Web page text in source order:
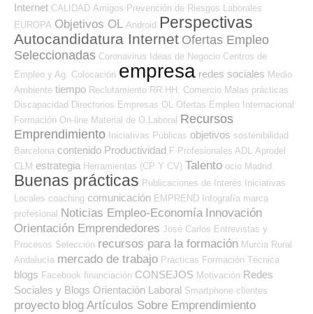
Internet CALIDAD Amigos Prevención de Riesgos Laborales
EUROPA Objetivos OL Android Perspectivas
Autocandidatura Internet Ofertas Empleo
Seleccionadas Coronavirus Ideas de Negocio Centros de
Empleo y Ag. Colocación empresa redes sociales Medio
Ambiente tiempo Reclutamiento RR.HH. Comercio Malas prácticas
Discapacidad Directorios Empresas OL
Ofertas Empleo Internacional
Formación On-line Material de O.Laboral Recursos
Emprendimiento Iniciativas Públicas objetivos sostenibilidad
Barcelona contenido Productividad F Profesionales ADL
Aprodel
CLM estrategia Herramientas (CP Y CV) Talento ocio Madrid
Buenas prácticas Publicaciones de Interés
Iniciativas
Locales coaching comunicación EMPREND Infografía marca
profesional Noticias Empleo-Economía Innovación
Orientación Emprendedores José Carlos Entrevistas y
Procesos Selección recursos para la formación Murcia Rural
Andalucía mercado de trabajo Prácticas Formación Técnica
blogs Facebook financiación CONSEJOS Motivación Redes
Sociales y Blogs Orientación Laboral Smartphone clientes
proyecto blog Artículos Sobre Emprendimiento